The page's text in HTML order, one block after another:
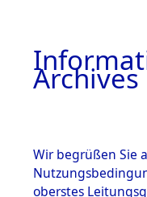
Archives
Wir begrüßen Sie
oberstes